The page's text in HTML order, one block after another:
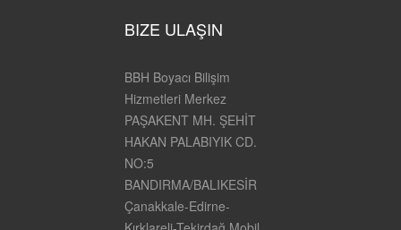
BIZE ULAŞIN
BBH Boyacı Bilişim
Hizmetleri Merkez
PAŞAKENT MH. ŞEHİT
HAKAN PALABIYIK CD.
NO:5
BANDIRMA/BALIKESİR
Çanakkale-Edirne-